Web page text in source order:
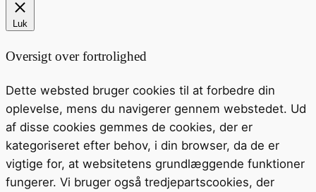
Luk
Oversigt over fortrolighed
Dette websted bruger cookies til at forbedre din
oplevelse, mens du navigerer gennem webstedet. Ud
af disse cookies gemmes de cookies, der er
kategoriseret efter behov, i din browser, da de er
vigtige for, at websitetens grundlæggende funktioner
fungerer. Vi bruger også tredjepartscookies, der